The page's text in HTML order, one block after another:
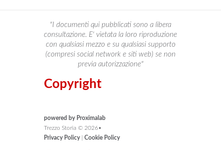
"I documenti qui pubblicati sono a libera
consultazione. E' vietata la loro riproduzione
con qualsiasi mezzo e su qualsiasi supporto
(compresi social network e siti web) se non
previa autorizzazione"
Copyright
powered by Proximalab
Trezzo Storia © 2026•
Privacy Policy
Cookie Policy